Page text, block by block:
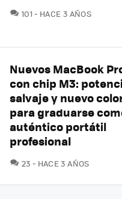
101 COMENTARIOS
HACE 3 AÑOS
Nuevos MacBook
con chip M3:
salvaje y nuevo
para graduarse
auténtico portátil
profesional
23 COMENTARIOS
HACE 3 AÑOS